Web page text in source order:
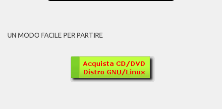
UN MODO FACILE PER PARTIRE